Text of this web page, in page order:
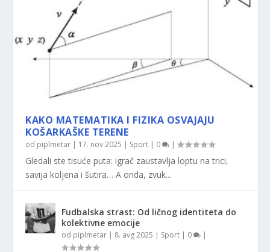
KAKO MATEMATIKA I FIZIKA OSVAJAJU
KOŠARKAŠKE TERENE
od piplmetar | 17. nov 2025 | Sport | 0 |
Gledali ste tisuće puta: igrač zaustavlja loptu na trici,
savija koljena i šutira… A onda, zvuk...
Fudbalska strast: Od ličnog identiteta do
kolektivne emocije
od piplmetar | 8. avg 2025 | Sport | 0 |